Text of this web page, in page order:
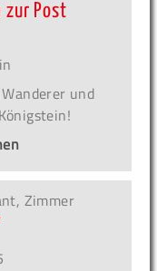
zur Post
und
Zimmer